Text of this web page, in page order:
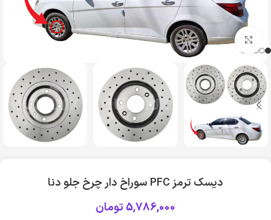
بزرگنمایی تصویر
دیسک ترمز PFC سوراخ دار چرخ جلو دنا
5,786,000 تومان